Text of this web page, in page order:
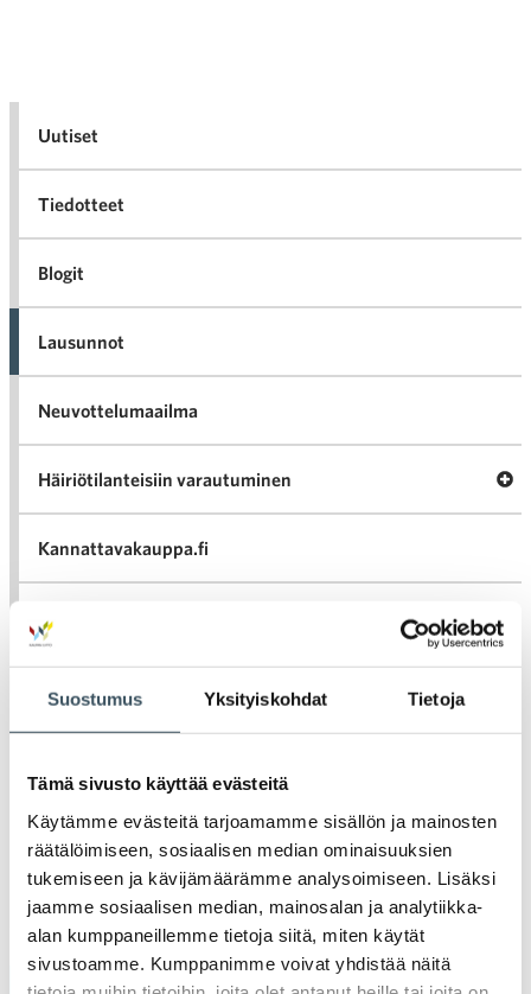
Suostumus Yksityiskohdat Tietoja
Tämä sivusto käyttää evästeitä
Käytämme evästeitä tarjoamamme sisällön ja mainosten
räätälöimiseen, sosiaalisen median ominaisuuksien
tukemiseen ja kävijämäärämme analysoimiseen. Lisäksi
jaamme sosiaalisen median, mainosalan ja analytiikka-
alan kumppaneillemme tietoja siitä, miten käytät
sivustoamme. Kumppanimme voivat yhdistää näitä
Uutiset
Tiedotteet
Blogit
Lausunnot
Neuvottelumaailma
Häiriötilanteisiin varautuminen
Kannattavakauppa.fi
Tarinoita kaupan alalta
Medialle
Seuraa toimintaamme